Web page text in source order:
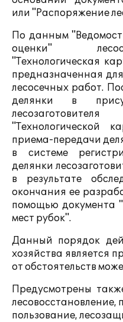
или "Распоряжение
По данным
оценки"
"Технологическая
предназначенная
лесосечных работ.
делянки в
"Технологической
приема-передачи
в системе
делянки
в результате
окончания ее
помощью документа
мест рубок".
Данный порядок
хозяйства является
от обстоятельств
Предусмотрены
лесовосстановление,
пользование,